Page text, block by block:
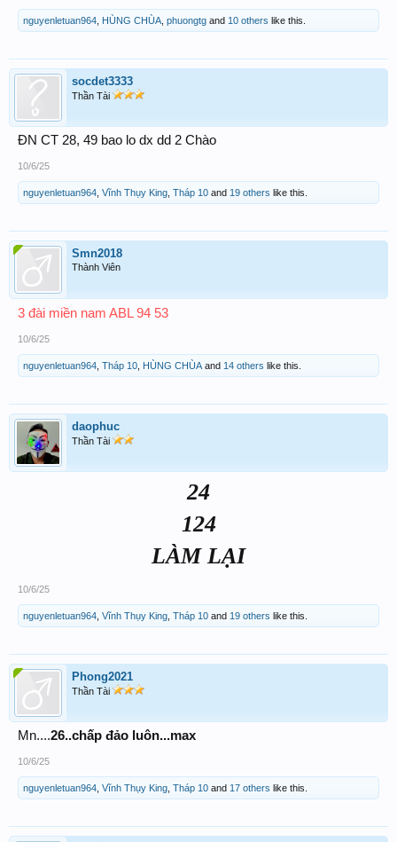
nguyenletuan964 HÙNG CHÙA phuongtg and 10 others like this.
socdet3333
Thần Tài
ĐN CT 28, 49 bao lo dx dd 2 Chào
10/6/25
nguyenletuan964 Vĩnh Thụy King Tháp 10 and 19 others like this.
Smn2018
Thành Viên
3 đài miền nam ABL 94 53
10/6/25
nguyenletuan964 Tháp 10 HÙNG CHÙA and 14 others like this.
daophuc
Thần Tài
24
124
LÀM LẠI
10/6/25
nguyenletuan964 Vĩnh Thụy King Tháp 10 and 19 others like this.
Phong2021
Thần Tài
Mn....26..chấp đảo luôn...max
10/6/25
nguyenletuan964 Vĩnh Thụy King Tháp 10 and 17 others like this.